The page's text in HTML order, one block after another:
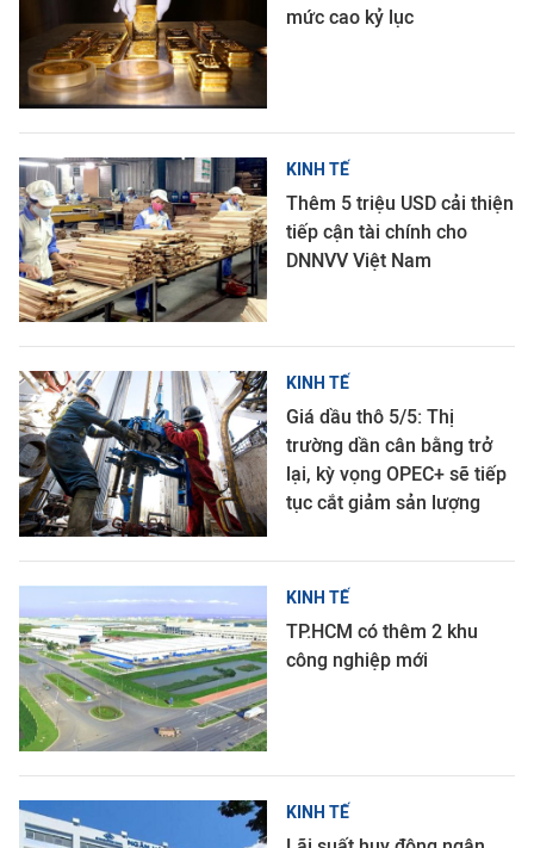
mức cao kỷ lục
KINH TẾ
Thêm 5 triệu USD cải thiện
tiếp cận tài chính cho
DNNVV Việt Nam
KINH TẾ
Giá dầu thô 5/5: Thị
trường dần cân bằng trở
lại, kỳ vọng OPEC+ sẽ tiếp
tục cắt giảm sản lượng
KINH TẾ
TP.HCM có thêm 2 khu
công nghiệp mới
KINH TẾ